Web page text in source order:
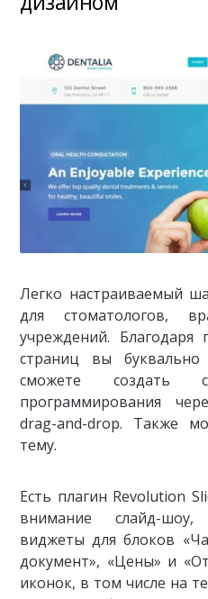
Легко настраиваемый
для стоматологов,
учреждений. Благодаря
страниц вы
сможете создать
программирования
drag-and-drop. Также
тему.
Есть плагин Revolution
внимание слайд-шоу,
виджеты для блоков
документ», «Цены» и
иконок, в том числе на